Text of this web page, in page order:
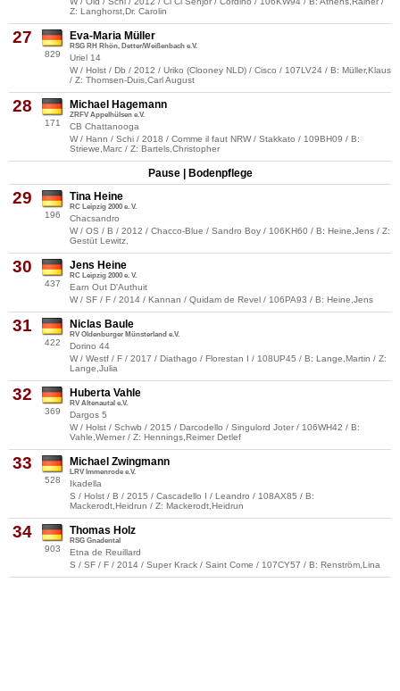
Z: Langhorst,Dr. Carolin
27
829
Eva-Maria Müller
RSG RH Rhön, Detter/Weißenbach e.V.
Uriel 14
W / Holst / Db / 2012 / Uriko (Clooney NLD) / Cisco / 107LV24 / B: Müller,Klaus
/ Z: Thomsen-Duis,Carl August
28
171
Michael Hagemann
ZRFV Appelhülsen e.V.
CB Chattanooga
W / Hann / Schi / 2018 / Comme il faut NRW / Stakkato / 109BH09 / B:
Striewe,Marc / Z: Bartels,Christopher
Pause | Bodenpflege
29
196
Tina Heine
RC Leipzig 2000 e. V.
Chacsandro
W / OS / B / 2012 / Chacco-Blue / Sandro Boy / 106KH60 / B: Heine,Jens / Z:
Gestüt Lewitz,
30
437
Jens Heine
RC Leipzig 2000 e. V.
Earn Out D'Authuit
W / SF / F / 2014 / Kannan / Quidam de Revel / 106PA93 / B: Heine,Jens
31
422
Niclas Baule
RV Oldenburger Münsterland e.V.
Dorino 44
W / Westf / F / 2017 / Diathago / Florestan I / 108UP45 / B: Lange,Martin / Z:
Lange,Julia
32
369
Huberta Vahle
RV Altenautal e.V.
Dargos 5
W / Holst / Schwb / 2015 / Darcodello / Singulord Joter / 106WH42 / B:
Vahle,Werner / Z: Hennings,Reimer Detlef
33
528
Michael Zwingmann
LRV Immenrode e.V.
Ikadella
S / Holst / B / 2015 / Cascadello I / Leandro / 108AX85 / B:
Mackerodt,Heidrun / Z: Mackerodt,Heidrun
34
903
Thomas Holz
RSG Gnadental
Etna de Reuillard
S / SF / F / 2014 / Super Krack / Saint Come / 107CY57 / B: Renström,Lina